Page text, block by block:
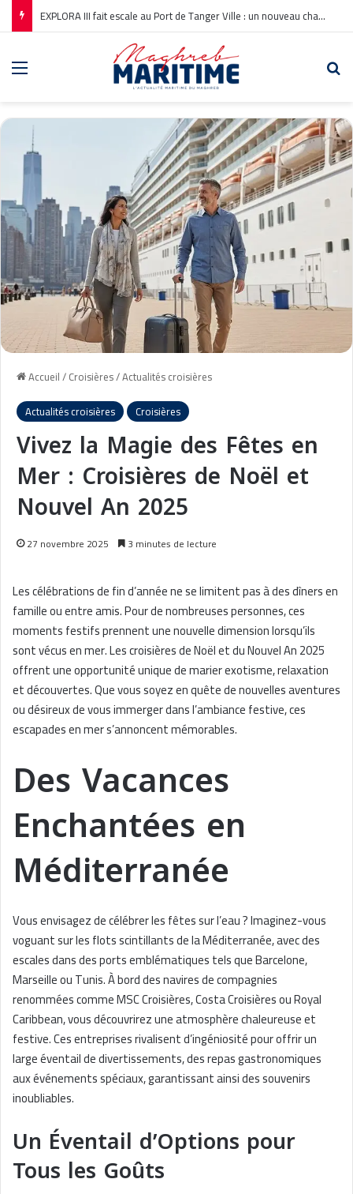
EXPLORA III fait escale au Port de Tanger Ville : un nouveau chapitre pour la croisière en Méditerranée
Accueil/Croisières/Actualités croisières
Actualités croisières
Croisières
Vivez la Magie des Fêtes en
Mer : Croisières de Noël et
Nouvel An 2025
27 novembre 2025 3 minutes de lecture
Les célébrations de fin d’année ne se limitent pas à des dîners en
famille ou entre amis. Pour de nombreuses personnes, ces
moments festifs prennent une nouvelle dimension lorsqu’ils
sont vécus en mer. Les croisières de Noël et du Nouvel An 2025
offrent une opportunité unique de marier exotisme, relaxation
et découvertes. Que vous soyez en quête de nouvelles aventures
ou désireux de vous immerger dans l’ambiance festive, ces
escapades en mer s’annoncent mémorables.
Des Vacances
Enchantées en
Méditerranée
Vous envisagez de célébrer les fêtes sur l’eau ? Imaginez-vous
voguant sur les flots scintillants de la Méditerranée, avec des
escales dans des ports emblématiques tels que Barcelone,
Marseille ou Tunis. À bord des navires de compagnies
renommées comme MSC Croisières, Costa Croisières ou Royal
Caribbean, vous découvrirez une atmosphère chaleureuse et
festive. Ces entreprises rivalisent d’ingéniosité pour offrir un
large éventail de divertissements, des repas gastronomiques
aux événements spéciaux, garantissant ainsi des souvenirs
inoubliables.
Un Éventail d’Options pour
Tous les Goûts